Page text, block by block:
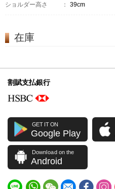
ショルダー高さ ： 39cm
在庫
割賦支払銀行
GET IT ON
Google Play
Download on the
Android